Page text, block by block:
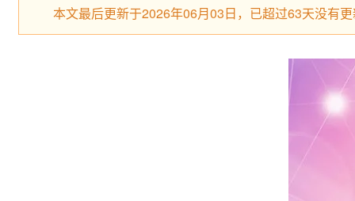
本文最后更新于2026年06月03日，已超过63天没有